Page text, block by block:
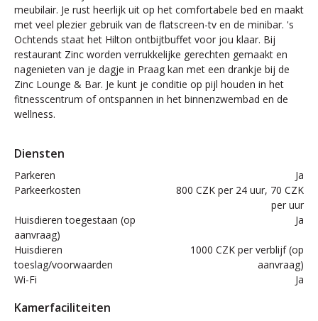
meubilair. Je rust heerlijk uit op het comfortabele bed en maakt
met veel plezier gebruik van de flatscreen-tv en de minibar. 's
Ochtends staat het Hilton ontbijtbuffet voor jou klaar. Bij
restaurant Zinc worden verrukkelijke gerechten gemaakt en
nagenieten van je dagje in Praag kan met een drankje bij de
Zinc Lounge & Bar. Je kunt je conditie op pijl houden in het
fitnesscentrum of ontspannen in het binnenzwembad en de
wellness.
Diensten
Parkeren
Ja
Parkeerkosten
800 CZK per 24 uur, 70 CZK
per uur
Huisdieren toegestaan (op
aanvraag)
Ja
Huisdieren
toeslag/voorwaarden
1000 CZK per verblijf (op
aanvraag)
Wi-Fi
Ja
Kamerfaciliteiten